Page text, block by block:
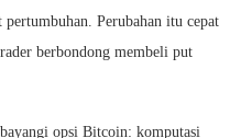
pertumbuhan. Perubahan itu cepat
berbondong membeli put
opsi Bitcoin: komputasi